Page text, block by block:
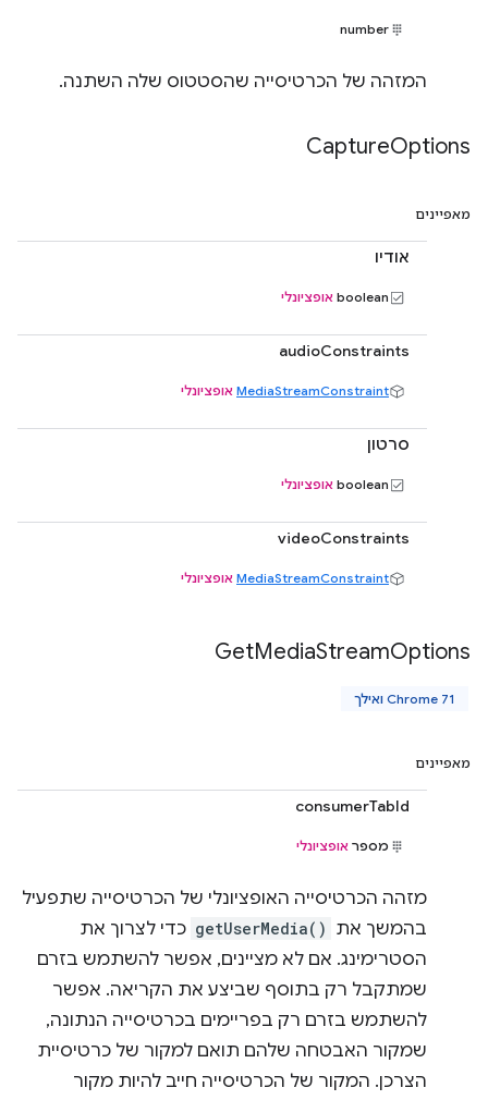
number
המזהה של הכרטיסייה שהסטטוס שלה השתנה.
CaptureOptions
מאפיינים
אודיו
boolean אופציונלי
audioConstraints
MediaStreamConstraint אופציונלי
סרטון
boolean אופציונלי
videoConstraints
MediaStreamConstraint אופציונלי
GetMediaStreamOptions
Chrome 71 ואילך
מאפיינים
consumerTabId
מספר אופציונלי
מזהה הכרטיסייה האופציונלי של הכרטיסייה שתפעיל
בהמשך את getUserMedia() כדי לצרוך את
הסטרימינג. אם לא מציינים, אפשר להשתמש בזרם
שמתקבל רק בתוסף שביצע את הקריאה. אפשר
להשתמש בזרם רק בפריימים בכרטיסייה הנתונה,
שמקור האבטחה שלהם תואם למקור של כרטיסיית
הצרכן. המקור של הכרטיסייה חייב להיות מקור